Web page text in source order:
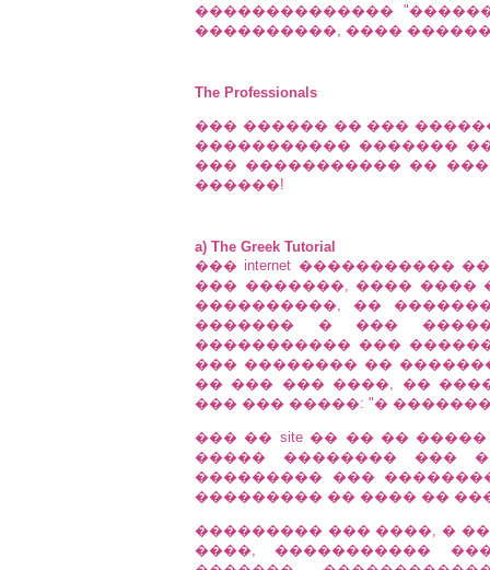
��������������
����������, ���� ������
The Professionals
��� ������ �� ���
����������� ������� ���
��� ����������� ��
������!
a) The Greek Tutorial
��� internet �����������
��� �������, ���� ����
����������, ��
������� � ���
����������� ���
��� �������� ��
�� ��� ��� ����, �� �����
��� ��� �����: "�
��� �� site �� �� ��
����� �������� ���
��������� ���
��������� �� ���� ��
��������� ��� ����, �
����, �����������